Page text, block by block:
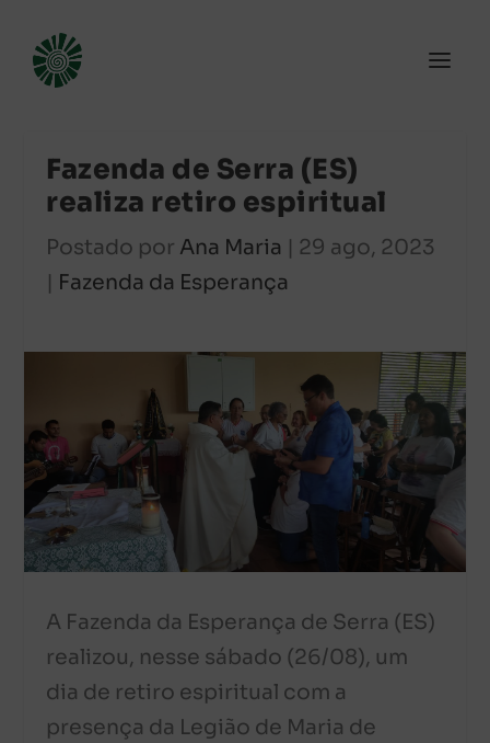
Fazenda de Serra (ES)
realiza retiro espiritual
Postado por Ana Maria | 29 ago, 2023
| Fazenda da Esperança
A Fazenda da Esperança de Serra (ES)
realizou, nesse sábado (26/08), um
dia de retiro espiritual com a
presença da Legião de Maria de